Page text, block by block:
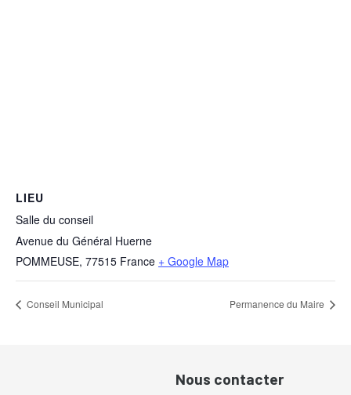
LIEU
Salle du conseil
Avenue du Général Huerne
POMMEUSE, 77515 France + Google Map
Conseil Municipal Permanence du Maire
Nous contacter